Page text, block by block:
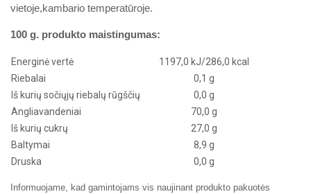
vietoje,kambario temperatūroje.
100 g. produkto maistingumas:
Energinė vertė
1197,0 kJ/286,0 kcal
Riebalai
0,1 g
Iš kurių sočiųjų riebalų rūgščių
0,0 g
Angliavandeniai
70,0 g
Iš kurių cukrų
27,0 g
Baltymai
8,9 g
Druska
0,0 g
Informuojame, kad gamintojams vis naujinant produkto pakuotės